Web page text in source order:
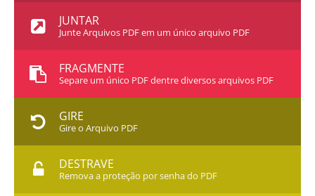
JUNTAR
Junte Arquivos PDF em um único arquivo PDF
FRAGMENTE
Separe um único PDF dentre diversos arquivos PDF
GIRE
Gire o Arquivo PDF
DESTRAVE
Remova a proteção por senha do PDF